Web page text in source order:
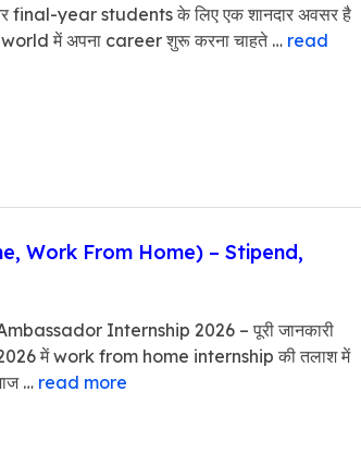
year students के लिए एक शानदार अवसर है
में अपना career शुरू करना चाहते … read
Work From Home) – Stipend,
Internship 2026 – पूरी जानकारी
2026 में work from home internship की तलाश में
… read more